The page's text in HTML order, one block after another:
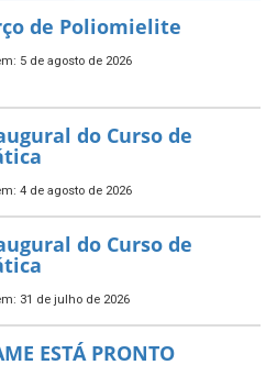
de Poliomielite
5 de agosto de 2026
do Curso de
4 de agosto de 2026
do Curso de
31 de julho de 2026
ESTÁ PRONTO